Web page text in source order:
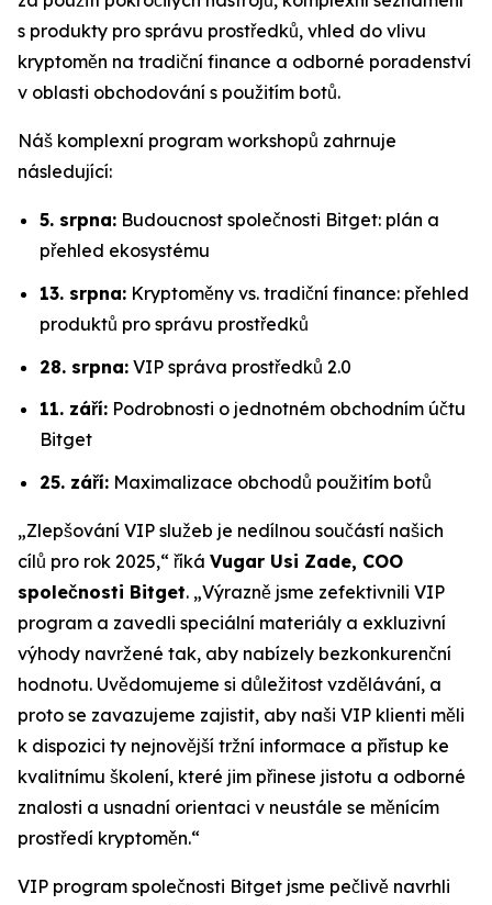
s produkty pro správu prostředků, vhled do vlivu
kryptoměn na tradiční finance a odborné poradenství
v oblasti obchodování s použitím botů.
Náš komplexní program workshopů zahrnuje
následující:
5. srpna: Budoucnost společnosti Bitget: plán a
přehled ekosystému
13. srpna: Kryptoměny vs. tradiční finance: přehled
produktů pro správu prostředků
28. srpna: VIP správa prostředků 2.0
11. září: Podrobnosti o jednotném obchodním účtu
Bitget
25. září: Maximalizace obchodů použitím botů
„Zlepšování VIP služeb je nedílnou součástí našich
cílů pro rok 2025,“ říká Vugar Usi Zade, COO
společnosti Bitget. „Výrazně jsme zefektivnili VIP
program a zavedli speciální materiály a exkluzivní
výhody navržené tak, aby nabízely bezkonkurenční
hodnotu. Uvědomujeme si důležitost vzdělávání, a
proto se zavazujeme zajistit, aby naši VIP klienti měli
k dispozici ty nejnovější tržní informace a přístup ke
kvalitnímu školení, které jim přinese jistotu a odborné
znalosti a usnadní orientaci v neustále se měnícím
prostředí kryptoměn.“
VIP program společnosti Bitget jsme pečlivě navrhli